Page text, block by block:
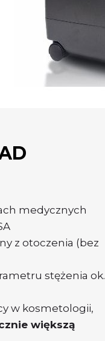
medycznych
z otoczenia (bez
stężenia ok.
w kosmetologii,
większą